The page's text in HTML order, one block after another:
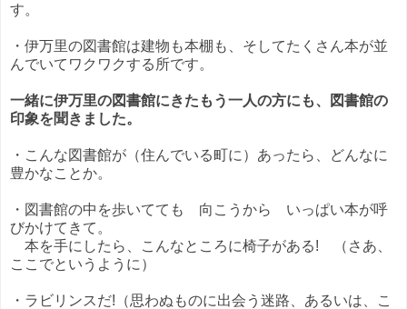
す。
・伊万里の図書館は建物も本棚も、そしてたくさん本が並
んでいてワクワクする所です。
一緒に伊万里の図書館にきたもう一人の方にも、図書館の
印象を聞きました。
・こんな図書館が（住んでいる町に）あったら、どんなに
豊かなことか。
・図書館の中を歩いてても 向こうから いっぱい本が呼
びかけてきて。
本を手にしたら、こんなところに椅子がある! （さあ、
ここでというように）
・ラビリンスだ!（思わぬものに出会う迷路、あるいは、こ